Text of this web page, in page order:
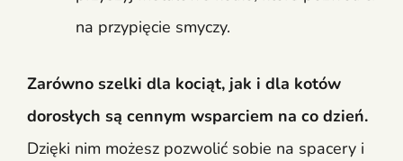
na przypięcie smyczy.
Zarówno szelki dla kociąt, jak i dla kotów
dorosłych są cennym wsparciem na co dzień.
Dzięki nim możesz pozwolić sobie na spacery i